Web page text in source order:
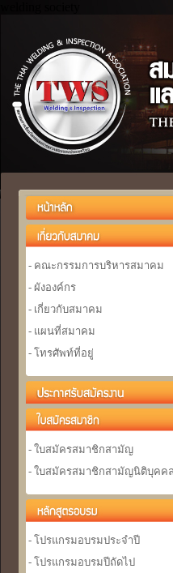
- คณะกรรมการบริหารสมาคม
- ผังองค์กร
- เกี่ยวกับสมาคม
- แผนที่สมาคม
- โทรศัพท์ที่อยู่
- ใบสมัครสมาชิกสามัญ
- ใบสมัครสมาชิกสามัญนิติบุคคล
- โปรแกรมอบรมประจำปี
- โปรแกรมอบรมปีถัดไป